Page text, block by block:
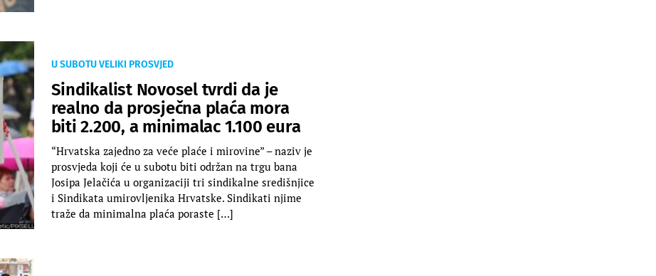
U SUBOTU VELIKI PROSVJED
Sindikalist Novosel tvrdi da je
realno da prosječna plaća mora
biti 2.200, a minimalac 1.100 eura
“Hrvatska zajedno za veće plaće i mirovine” – naziv je
prosvjeda koji će u subotu biti održan na trgu bana
Josipa Jelačića u organizaciji tri sindikalne središnjice
i Sindikata umirovljenika Hrvatske. Sindikati njime
traže da minimalna plaća poraste […]